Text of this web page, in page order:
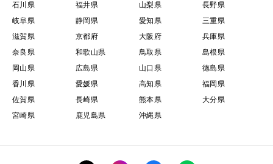
石川県
福井県 山梨県
長野県
岐阜県
静岡県 愛知県
三重県
滋賀県
京都府 大阪府
兵庫県
奈良県
和歌山県 鳥取県
島根県
岡山県
広島県 山口県
徳島県
香川県
愛媛県 高知県
福岡県
佐賀県
長崎県 熊本県
大分県
宮崎県
鹿児島県 沖縄県